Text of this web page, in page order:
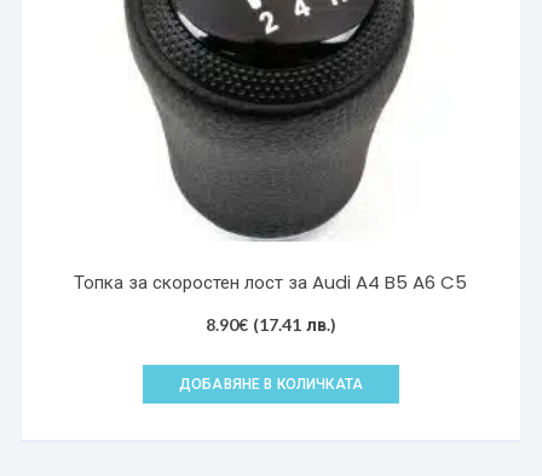
Топка за скоростен лост за Audi A4 B5 A6 C5
8.90€ (17.41 лв.)
ДОБАВЯНЕ В КОЛИЧКАТА